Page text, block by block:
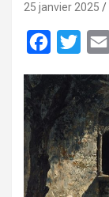
25 janvier 2025
c
b
o
o
i
t
t
e
r